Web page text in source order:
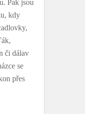
Pak jsou
kdy
či dálav
se
přes